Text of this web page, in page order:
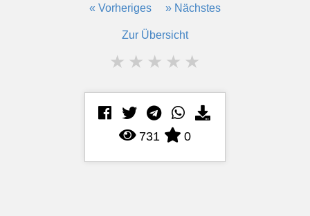
« Vorheriges » Nächstes
Zur Übersicht
★ ★ ★ ★ ★
731 0